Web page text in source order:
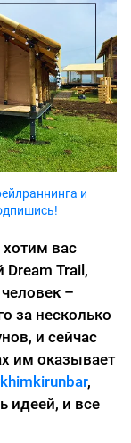
и
вас
Trail,
–
за несколько
и сейчас
им оказывает
,
идеей, и все